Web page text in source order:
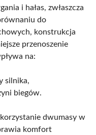
i hałas, zwłaszcza
do
konstrukcja
przenoszenie
na:
silnika,
biegów.
dwumasy w
komfort